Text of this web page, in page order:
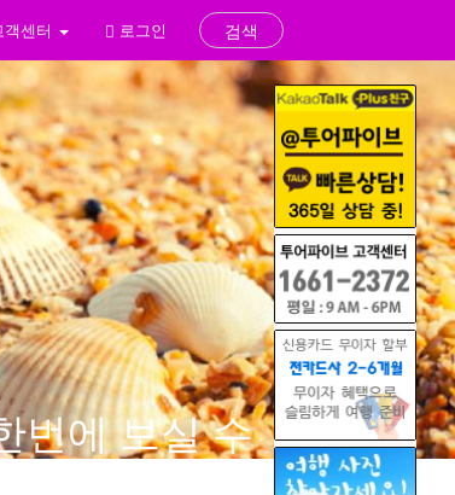
객센터 로그인 검색
번에 보실 수